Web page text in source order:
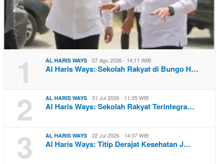
1 AL HARIS WAYS 07 Agu 2026 - 14:11 WIB
Al Haris Ways: Sekolah Rakyat di Bungo H…
2 AL HARIS WAYS 31 Jul 2026 - 11:35 WIB
Al Haris Ways: Sekolah Rakyat Terintegra…
3 AL HARIS WAYS 22 Jul 2026 - 14:07 WIB
Al Haris Ways: Titip Derajat Kesehatan J…